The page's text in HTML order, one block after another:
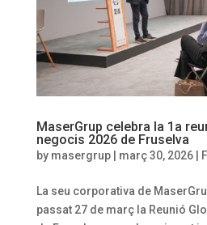
MaserGrup celebra la 1a
negocis 2026 de Fruselva
by masergrup| març 30, 2026|
La seu corporativa de
passat 27 de març la Reunió